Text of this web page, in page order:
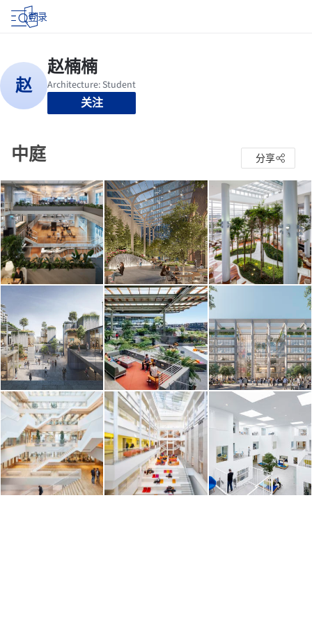
登录
关注
中庭 分享